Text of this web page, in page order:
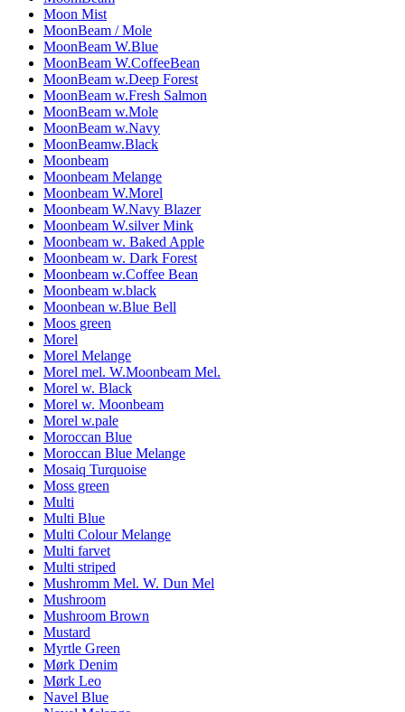
Moon Mist
MoonBeam / Mole
MoonBeam W.Blue
MoonBeam W.CoffeeBean
MoonBeam w.Deep Forest
MoonBeam w.Fresh Salmon
MoonBeam w.Mole
MoonBeam w.Navy
MoonBeamw.Black
Moonbeam
Moonbeam Melange
Moonbeam W.Morel
Moonbeam W.Navy Blazer
Moonbeam W.silver Mink
Moonbeam w. Baked Apple
Moonbeam w. Dark Forest
Moonbeam w.Coffee Bean
Moonbeam w.black
Moonbean w.Blue Bell
Moos green
Morel
Morel Melange
Morel mel. W.Moonbeam Mel.
Morel w. Black
Morel w. Moonbeam
Morel w.pale
Moroccan Blue
Moroccan Blue Melange
Mosaiq Turquoise
Moss green
Multi
Multi Blue
Multi Colour Melange
Multi farvet
Multi striped
Mushromm Mel. W. Dun Mel
Mushroom
Mushroom Brown
Mustard
Myrtle Green
Mørk Denim
Mørk Leo
Navel Blue